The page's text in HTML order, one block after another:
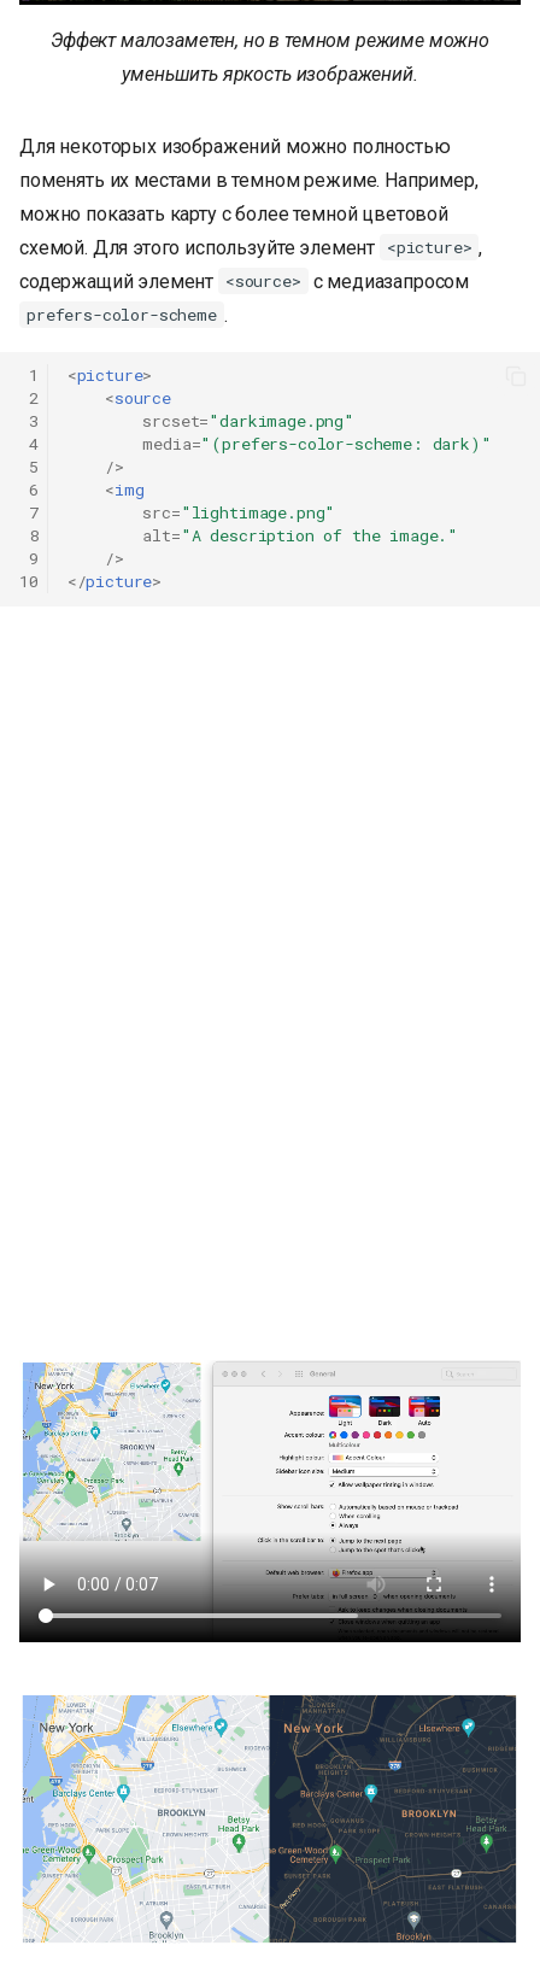
Эффект малозаметен, но в темном режиме можно
уменьшить яркость изображений.
Для некоторых изображений можно полностью
поменять их местами в темном режиме. Например,
можно показать карту с более темной цветовой
схемой. Для этого используйте элемент
<picture> ,
содержащий элемент
<source> с медиазапросом
prefers-color-scheme .
1
2
3
4
5
6
7
8
9
10
<picture>
<source
srcset="darkimage.png"
media="(prefers-color-scheme: dark)"
/>
<img
src="lightimage.png"
alt="A description of the image."
/>
</picture>